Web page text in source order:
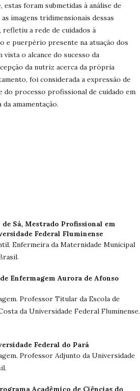
foram submetidas à análise de
as imagens tridimensionais dessas
refletiu a rede de cuidados à
e puerpério presente na atuação dos
o alcance do sucesso da
da nutriz acerca da própria
foi considerada a expressão de
processo profissional de cuidado em
amamentação.
Sá, Mestrado Profissional em
Federal Fluminense
Enfermeira da Maternidade Municipal
Enfermagem Aurora de Afonso
Professor Titular da Escola de
da Universidade Federal Fluminense.
Federal do Pará
Professor Adjunto da Universidade
Acadêmico de Ciências do